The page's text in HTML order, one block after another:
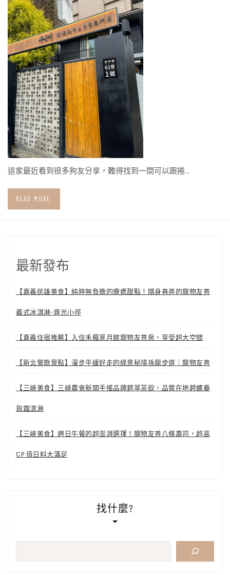
這家最近看到很多狗友分享，難得找到一間可以跟捲…
READ MORE
最新發布
【嘉義民雄美食】純粹無負擔的療癒甜點！隱身巷弄的寵物友善
義式冰淇淋-尋光小徑
【嘉義住宿推薦】入住禾楓覓月館寵物友善房，享受超大空間
【新北鶯歌景點】漫步平緩好走的綠意秘境孫龍步道｜寵物友善
【三峽美食】三峽農會新開手搖品牌碧萃茶飲，品嘗在地碧螺春
與霜淇淋
【三峽美食】週日午餐的超澎湃選擇！寵物友善八條壽司，超高
CP 值日料大滿足
找什麼?